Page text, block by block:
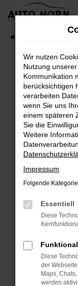
Zum
springen
Fehler:
Beim Laden ist
Hier sind ein
Überprüfe
Laden
Prüfe
können
anderen
Starte
Das kann
Probleme
Wir nutzen
Nutzung
Kommunikation
berücksichtigen
verarbeiten
wenn Sie uns
einem späteren
Sie die
Weitere
Impressum
Folgende
Essentiell
Diese
Funktional
Diese
der
Maps,
werden